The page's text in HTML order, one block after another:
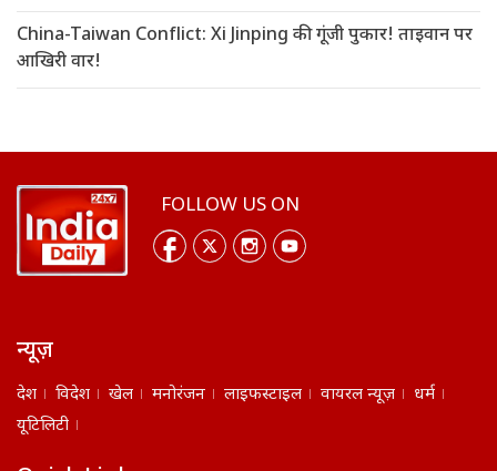
China-Taiwan Conflict: Xi Jinping की गूंजी पुकार! ताइवान पर
आखिरी वार!
FOLLOW US ON
न्यूज़
देश विदेश खेल मनोरंजन लाइफस्टाइल वायरल न्यूज़
धर्म
यूटिलिटी